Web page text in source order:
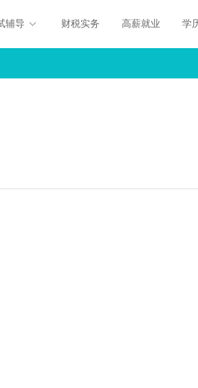
辅导 财税实务 高薪就业 学